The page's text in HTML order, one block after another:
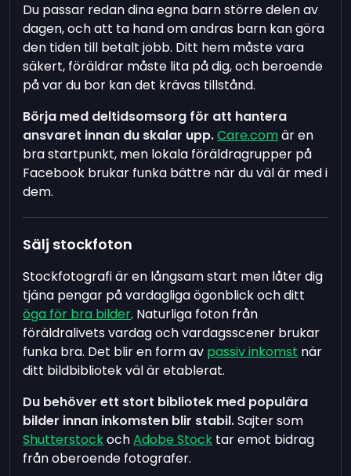
Du passar redan dina egna barn större delen av
dagen, och att ta hand om andras barn kan göra
den tiden till betalt jobb. Ditt hem måste vara
säkert, föräldrar måste lita på dig, och beroende
på var du bor kan det krävas tillstånd.
Börja med deltidsomsorg för att hantera
ansvaret innan du skalar upp.Care.comär en
bra startpunkt, men lokala föräldragrupper på
Facebook brukar funka bättre när du väl är med i
dem.
Sälj stockfoton
Stockfotografi är en långsam start men låter dig
tjäna pengar på vardagliga ögonblick och ditt
öga för bra bilder. Naturliga foton från
föräldralivets vardag och vardagsscener brukar
funka bra. Det blir en form av passiv inkomst när
ditt bildbibliotek väl är etablerat.
Du behöver ett stort bibliotek med populära
bilder innan inkomsten blir stabil.Sajter som
ShutterstockochAdobe Stock tar emot bidrag
från oberoende fotografer.